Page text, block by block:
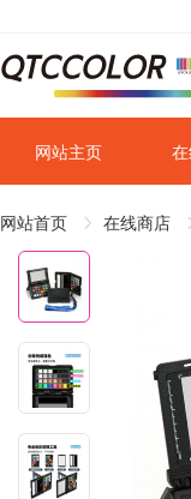
网站主页
网站首页 在线商店